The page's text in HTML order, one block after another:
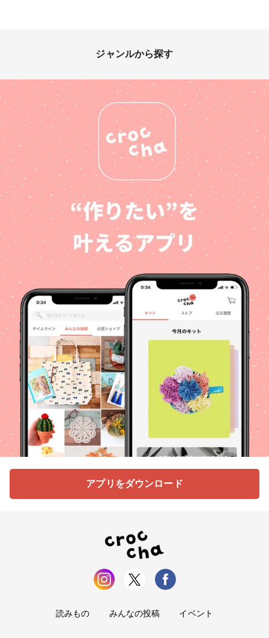
ジャンルから探す
アプリをダウンロード
読みもの みんなの投稿 イベント